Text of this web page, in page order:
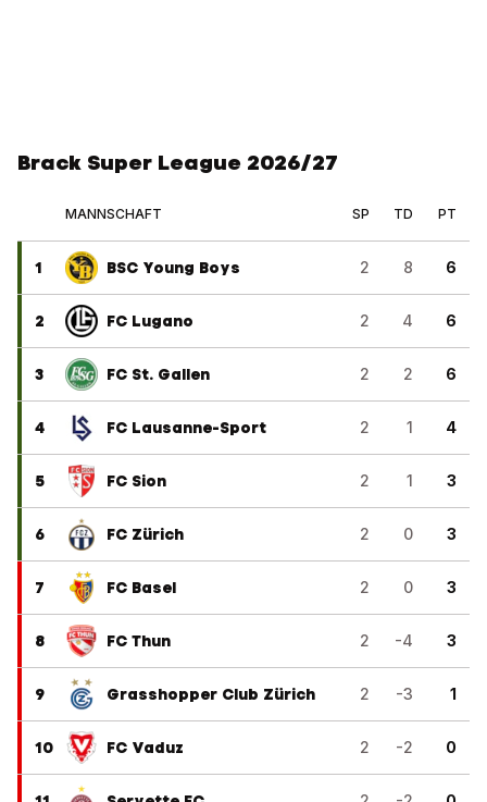
Brack Super League 2026/27
MANNSCHAFT SP TD PT
1 BSC Young Boys 2 8 6
2 FC Lugano 2 4 6
3 FC St. Gallen 2 2 6
4 FC Lausanne-Sport 2 1 4
5 FC Sion 2 1 3
6 FC Zürich 2 0 3
7 FC Basel 2 0 3
8 FC Thun 2 -4 3
9 Grasshopper Club Zürich 2 -3 1
10 FC Vaduz 2 -2 0